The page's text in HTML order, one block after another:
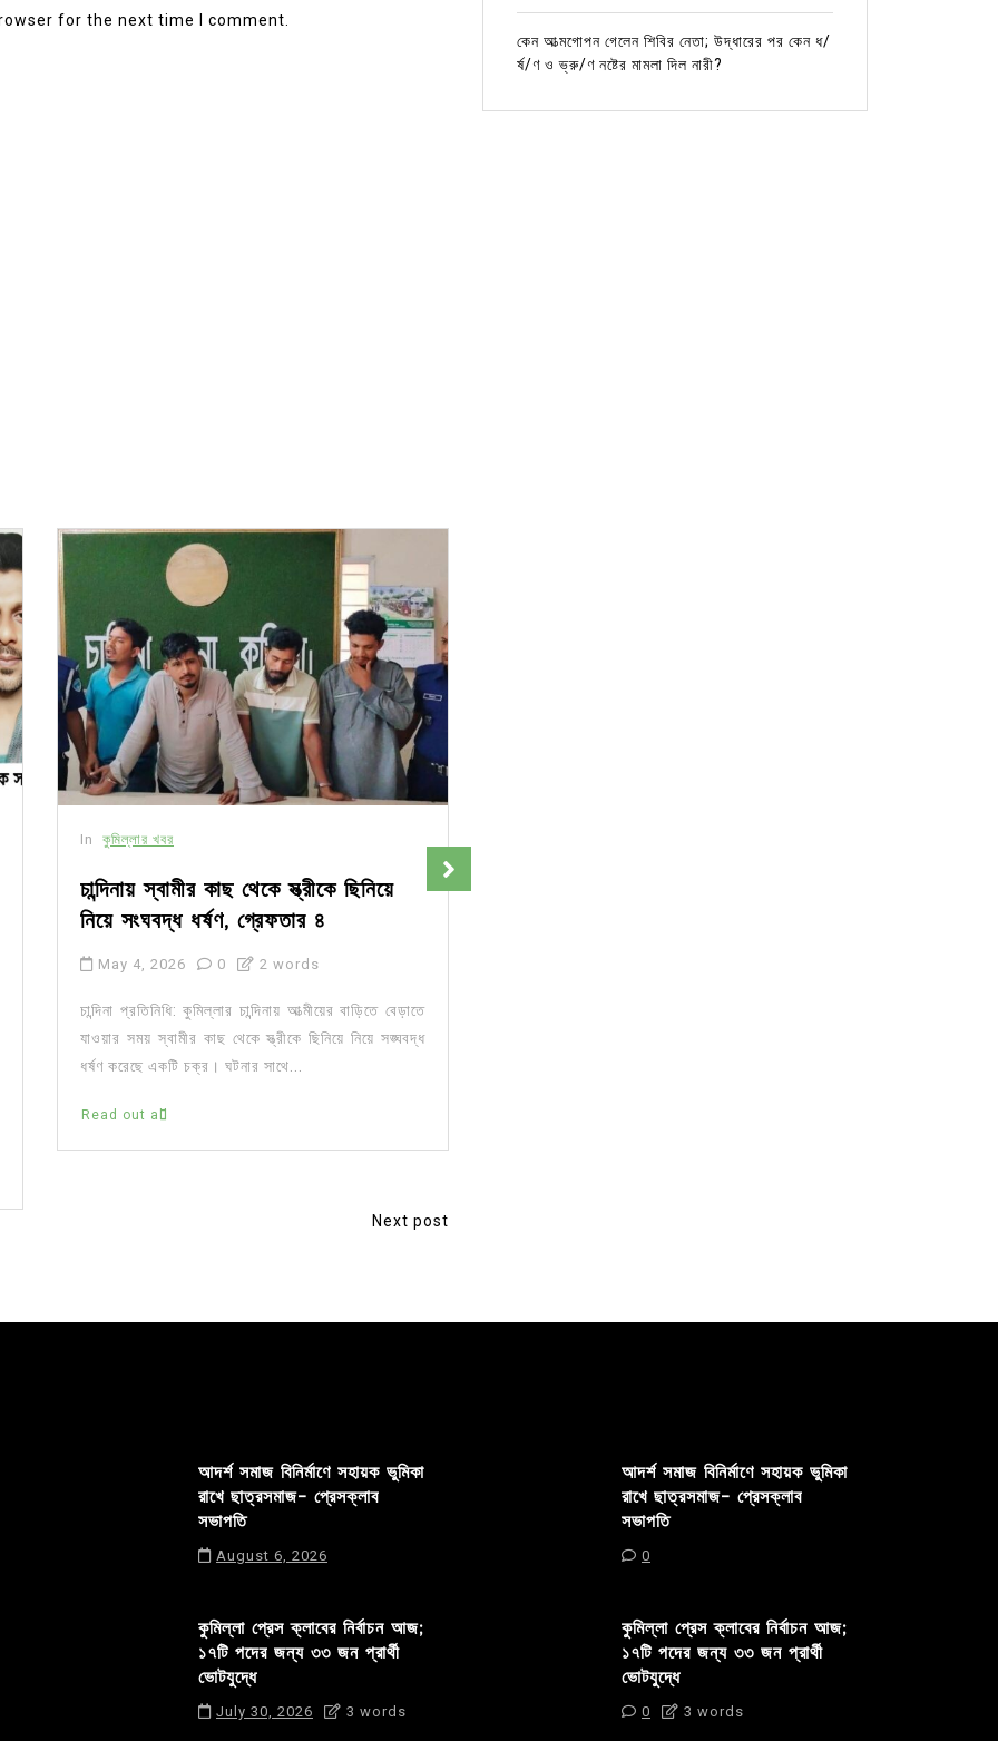
for the next time I comment.
In কুমিল্লার খবর
চান্দিনায় স্বামীর কাছ থেকে স্ত্রীকে ছিনিয়ে
নিয়ে সংঘবদ্ধ ধর্ষণ, গ্রেফতার ৪
May 4, 2026 0 2 words
চান্দিনা প্রতিনিধি: কুমিল্লার চান্দিনায় আত্মীয়ের বাড়িতে বেড়াতে
যাওয়ার সময় স্বামীর কাছ থেকে স্ত্রীকে ছিনিয়ে নিয়ে সঙ্ঘবদ্ধ
ধর্ষণ করেছে একটি চক্র। ঘটনার সাথে...
Read out all
Next post
কেন আত্মগোপন গেলেন শিবির নেতা; উদ্ধারের পর কেন ধ/
র্ষ/ণ ও ভ্রু/ণ নষ্টের মামলা দিল নারী?
আদর্শ সমাজ বিনির্মাণে সহায়ক ভুমিকা
রাখে ছাত্রসমাজ- প্রেসক্লাব
সভাপতি
August 6, 2026
কুমিল্লা প্রেস ক্লাবের নির্বাচন আজ;
১৭টি পদের জন্য ৩৩ জন প্রার্থী
ভোটযুদ্ধে
July 30, 2026 3 words
আদর্শ সমাজ বিনির্মাণে সহায়ক ভুমিকা
রাখে ছাত্রসমাজ- প্রেসক্লাব
সভাপতি
0
কুমিল্লা প্রেস ক্লাবের নির্বাচন আজ;
১৭টি পদের জন্য ৩৩ জন প্রার্থী
ভোটযুদ্ধে
0 3 words